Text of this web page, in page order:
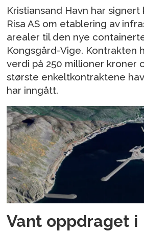
Kristiansand Havn har
Risa AS om etablering av
arealer til den nye
Kongsgård-Vige. Kontrakten
verdi på 250 millioner kroner
største enkeltkontraktene
har inngått.
Vant oppdraget i